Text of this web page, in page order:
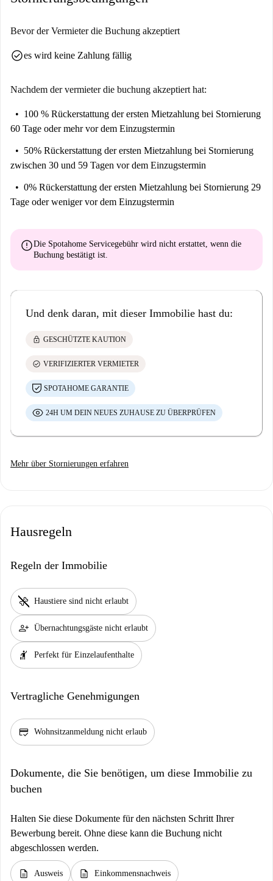
und genießen Sie gleichzeitig hohen Wohnkomfort.
Bevor der Vermieter die Buchung akzeptiert
check_circlees wird keine Zahlung fällig
Nachdem der vermieter die buchung akzeptiert hat:
100 % Rückerstattung der ersten Mietzahlung bei Stornierung
60 Tage oder mehr vor dem Einzugstermin
50% Rückerstattung der ersten Mietzahlung bei Stornierung
zwischen 30 und 59 Tagen vor dem Einzugstermin
0% Rückerstattung der ersten Mietzahlung bei Stornierung 29
Tage oder weniger vor dem Einzugstermin
errorDie Spotahome Servicegebühr wird nicht erstattet, wenn die
Buchung bestätigt ist.
Und denk daran, mit dieser Immobilie hast du:
lock GESCHÜTZTE KAUTION
check_circle VERIFIZIERTER VERMIETER
SPOTAHOME GARANTIE
24H UM DEIN NEUES ZUHAUSE ZU ÜBERPRÜFEN
Mehr über Stornierungen erfahren
Hausregeln
Regeln der Immobilie
pet_supplies Haustiere sind nicht erlaubt
person_add Übernachtungsgäste nicht erlaubt
hail Perfekt für Einzelaufenthalte
Vertragliche Genehmigungen
credit_score Wohnsitzanmeldung nicht erlaub
Dokumente, die Sie benötigen, um diese Immobilie zu
buchen
Halten Sie diese Dokumente für den nächsten Schritt Ihrer
Bewerbung bereit. Ohne diese kann die Buchung nicht
abgeschlossen werden.
description Ausweis description Einkommensnachweis